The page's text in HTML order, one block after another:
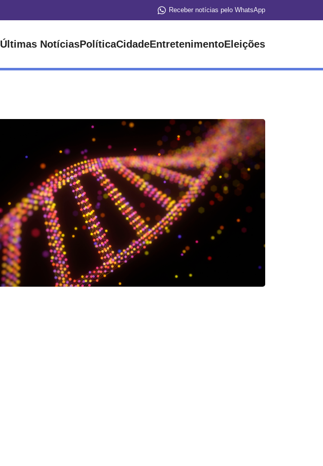
Receber notícias pelo WhatsApp
Últimas NotíciasPolíticaCidadeEntretenimentoEleições